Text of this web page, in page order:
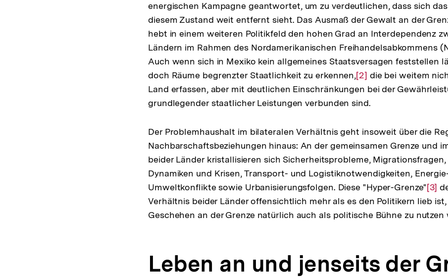
Auflösung
der
Fußnote
energischen Kampagne geantwortet, um zu verdeutlichen, dass sich
diesem Zustand weit entfernt sieht. Das Ausmaß der Gewalt an der
hebt in einem weiteren Politikfeld den hohen Grad an Interdependenz
Ländern im Rahmen des Nordamerikanischen Freihandelsabkommens
Auch wenn sich in Mexiko kein allgemeines Staatsversagen feststellen
doch Räume begrenzter Staatlichkeit zu erkennen,Zur
Auflösung
der
[2] die bei weitem
Land erfassen, aber mit deutlichen Einschränkungen bei der
grundlegender staatlicher Leistungen verbunden sind.
Der Problemhaushalt im bilateralen Verhältnis geht insoweit über die
Nachbarschaftsbeziehungen hinaus: An der gemeinsamen Grenze und
beider Länder kristallisieren sich Sicherheitsprobleme,
Dynamiken und Krisen, Transport- und Logistiknotwendigkeiten,
Umweltkonflikte sowie Urbanisierungsfolgen. Diese "Hyper-Grenze"Zur
der
[3]
Verhältnis beider Länder offensichtlich mehr als es den Politikern lieb
Geschehen an der Grenze natürlich auch als politische Bühne zu nutzen
Leben an und jenseits der